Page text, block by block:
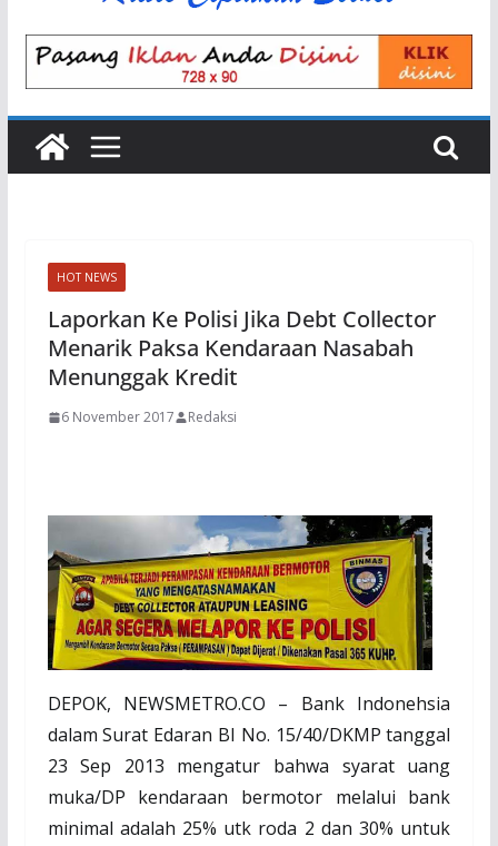
HOT NEWS
Laporkan Ke Polisi Jika Debt Collector
Menarik Paksa Kendaraan Nasabah
Menunggak Kredit
6 November 2017 Redaksi
DEPOK, NEWSMETRO.CO – Bank Indonehsia
dalam Surat Edaran BI No. 15/40/DKMP tanggal
23 Sep 2013 mengatur bahwa syarat uang
muka/DP kendaraan bermotor melalui bank
minimal adalah 25% utk roda 2 dan 30% untuk